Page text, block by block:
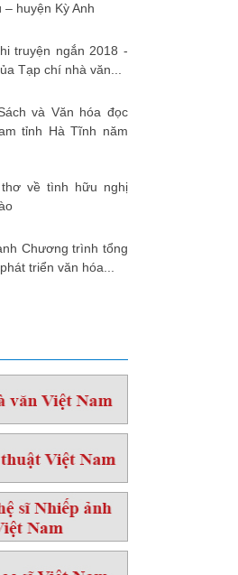
– huyện Kỳ Anh
truyện ngắn 2018 -
Tạp chí nhà văn...
và Văn hóa đọc
tỉnh Hà Tĩnh năm
thơ về tình hữu nghị
Chương trình tổng
triển văn hóa...